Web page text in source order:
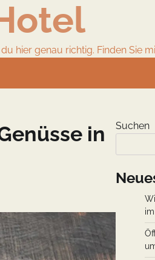
hier genau richtig. Finden Sie
in
Suchen